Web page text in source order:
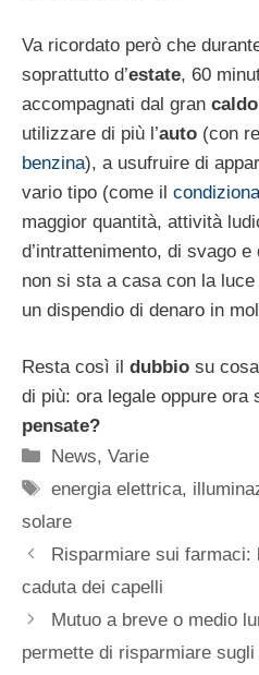
Va ricordato però che
soprattutto d’estate, 60
accompagnati dal gran caldo
utilizzare di più l’auto (con
benzina), a usufruire di
vario tipo (come il
maggior quantità, attività
d’intrattenimento, di svago
non si sta a casa con la
un dispendio di denaro in
Resta così il dubbio su
di più: ora legale oppure ora
pensate?
Categorie
News,Varie
Tag
energia elettrica,
solare
Risparmiare sui farmaci:
caduta dei capelli
Mutuo a breve o medio
permette di risparmiare